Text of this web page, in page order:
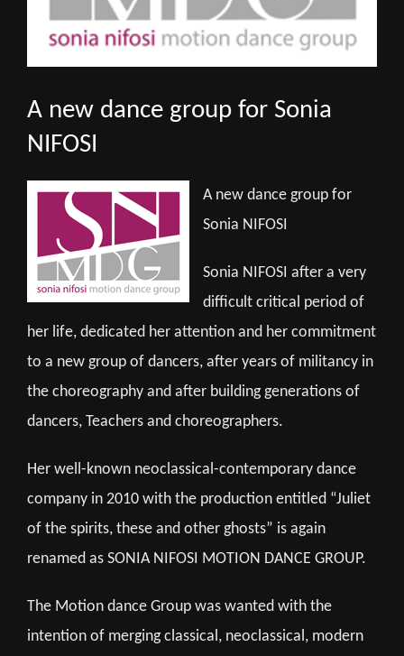
A new dance group for Sonia
NIFOSI
A new dance group for
Sonia NIFOSI
Sonia NIFOSI after a very
difficult critical period of
her life, dedicated her attention and her commitment
to a new group of dancers, after years of militancy in
the choreography and after building generations of
dancers, Teachers and choreographers.
Her well-known neoclassical-contemporary dance
company in 2010 with the production entitled “Juliet
of the spirits, these and other ghosts” is again
renamed as SONIA NIFOSI MOTION DANCE GROUP.
The Motion dance Group was wanted with the
intention of merging classical, neoclassical, modern